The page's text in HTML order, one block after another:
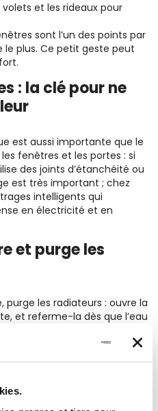
et les rideaux pour
sont l’un des points par
le plus. Ce petit geste peut
: la clé pour ne
est aussi importante que le
fenêtres et les portes : si
des joints d’étanchéité ou
est très important ; chez
intelligents qui
en électricité et en
et purge les
purge les radiateurs : ouvre la
et referme-la dès que l’eau
contrôler la chaudière